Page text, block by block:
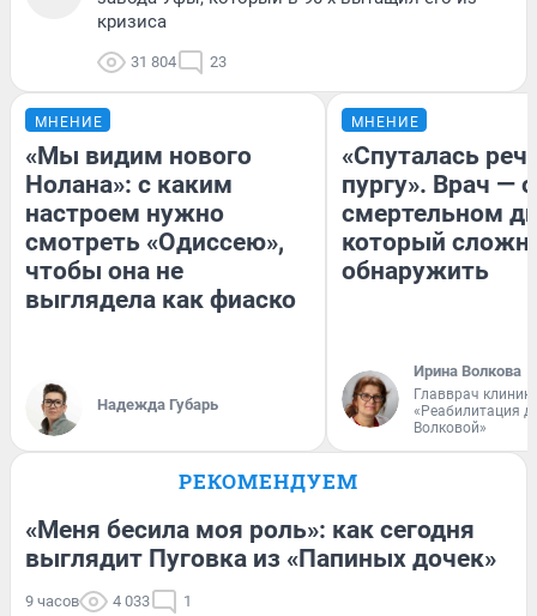
кризиса
31 804 23
МНЕНИЕ
«Мы видим нового
Нолана»: с каким
настроем нужно
смотреть «Одиссею»,
чтобы она не
выглядела как фиаско
Надежда Губарь
МНЕНИЕ
«Спуталась
пургу». Врач — о
смертельном
который
обнаружить
Ирина Волкова
Главврач
«Реабилитация
Волковой»
РЕКОМЕНДУЕМ
«Меня бесила моя роль»: как сегодня
выглядит Пуговка из «Папиных дочек»
9 часов 4 033 1